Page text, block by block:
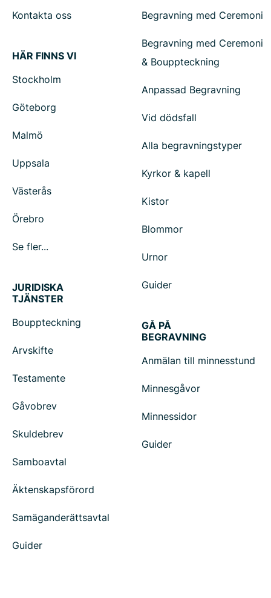
Kontakta oss
HÄR FINNS VI
Stockholm
Göteborg
Malmö
Uppsala
Västerås
Örebro
Se fler...
Begravning med Ceremoni
Begravning med Ceremoni
& Bouppteckning
Anpassad Begravning
Vid dödsfall
Alla begravningstyper
Kyrkor & kapell
Kistor
Blommor
Urnor
Guider
JURIDISKA
TJÄNSTER
Bouppteckning
Arvskifte
Testamente
Gåvobrev
Skuldebrev
Samboavtal
Äktenskapsförord
Samäganderättsavtal
Guider
GÅ PÅ
BEGRAVNING
Anmälan till minnesstund
Minnesgåvor
Minnessidor
Guider